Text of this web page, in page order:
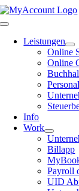
Zum
Inhalt
Toggle
NavigationLeistungen
Online
Online
Info
Work
Billapp
Payroll
UID